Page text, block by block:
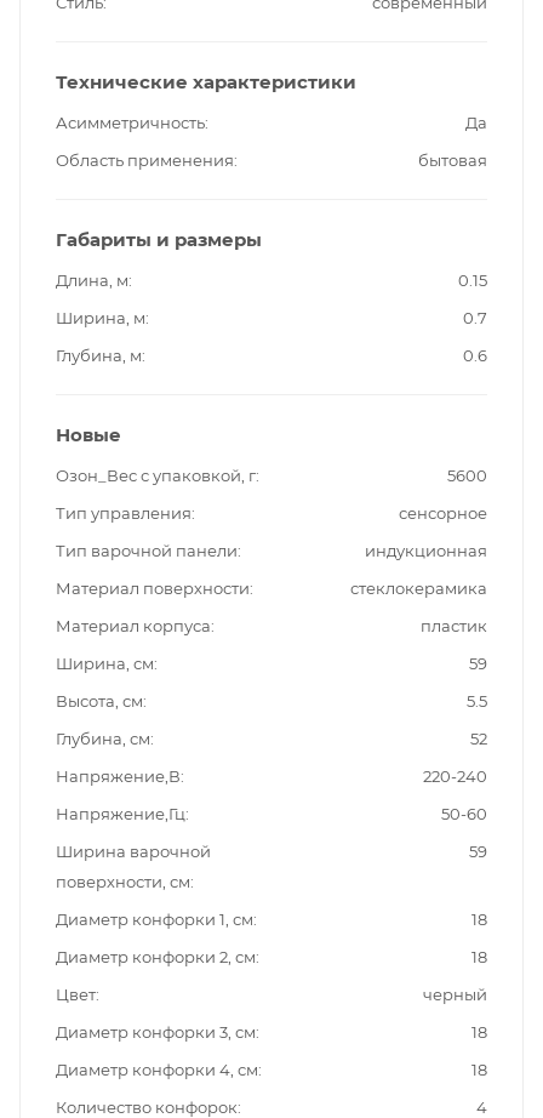
Технические характеристики
Асимметричность
Да
Область применения
бытовая
Габариты и размеры
Длина, м
0.15
Ширина, м
0.7
Глубина, м
0.6
Новые
Озон_Вес с упаковкой, г
5600
Тип управления
сенсорное
Тип варочной панели
индукционная
Материал поверхности
стеклокерамика
Материал корпуса
пластик
Ширина, см
59
Высота, см
5.5
Глубина, см
52
Напряжение,В
220-240
Напряжение,Гц
50-60
Ширина варочной
поверхности, см
59
Диаметр конфорки 1, см
18
Диаметр конфорки 2, см
18
Цвет
черный
Диаметр конфорки 3, см
18
Диаметр конфорки 4, см
18
Количество конфорок
4